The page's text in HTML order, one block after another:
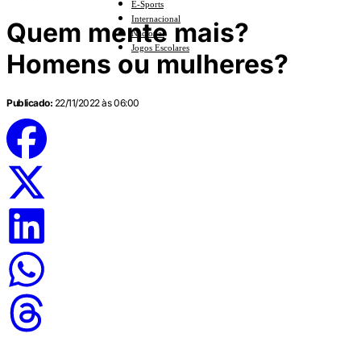
E-Sports
Internacional
Nacional
Jogos Escolares
Quem mente mais?
Homens ou mulheres?
Publicado: 22/11/2022 às 06:00